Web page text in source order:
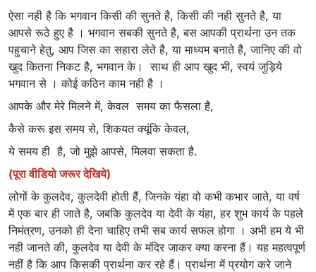
ऐसा नही है कि भगवान किसी की सुनते है, किसी की नही सुनते है, या
आपसे रूठे हुए है । भगवान सबकी सुनते है, बस आपकी प्रार्थना उन तक
पहुचाने हेतु, आप जिस का सहारा लेते है, या माध्यम बनाते है, जानिए की वो
खुद कितना निकट है, भगवान के। साथ ही आप खुद भी, स्वयं जुड़िये
भगवान से । कोई कठिन काम नही है ।
आपके और मेरे मिलने में, केवल समय का फैसला है,
कैसे करू इस समय से, शिकयत क्यूंकि केवल,
ये समय ही है, जो मुझे आपसे, मिलवा सकता है.
(पूरा वीडियो जरूर देखिये)
लोगों के कुलदेव, कुलदेवी होती हैं, जिनके यंहा वो कभी कभार जाते, या वर्ष
में एक बार ही जाते है, जबकि कुलदेव या देवी के यंहा, हर शुभ कार्य के पहले
निमंत्रण, उनको ही देना चाहिए तभी सब कार्य सफल होगा । अभी हम ये भी
नही जानते की, कुलदेव या देवी के मंदिर जाकर क्या करना हैं। यह महत्वपूर्ण
नहीं है कि आप किसकी प्रार्थना कर रहे हैं। प्रार्थना में प्रयोग करे जाने